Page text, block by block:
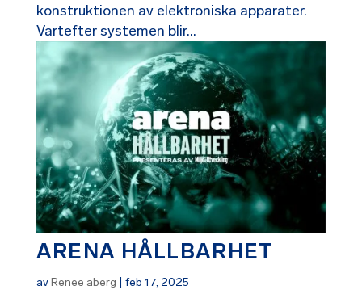
konstruktionen av elektroniska apparater.
Vartefter systemen blir...
ARENA HÅLLBARHET
avRenee aberg feb 17, 2025